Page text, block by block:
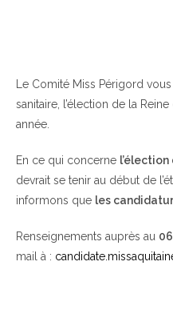
Le Comité Miss Périgord
sanitaire, l’élection de la
année.
En ce qui concerne
devrait se tenir au début de
informons que les
Renseignements auprès au
mail à :